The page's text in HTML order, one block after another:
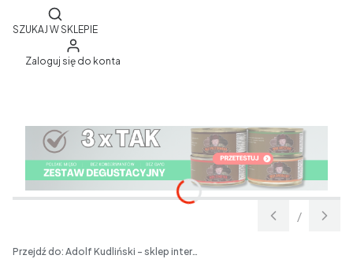
Otwórz wyszukiwarkę
SZUKAJ W SKLEPIE
Zaloguj się do konta
Slajd
/
z
Przejdź do: Adolf Kudliński - sklep internetowy